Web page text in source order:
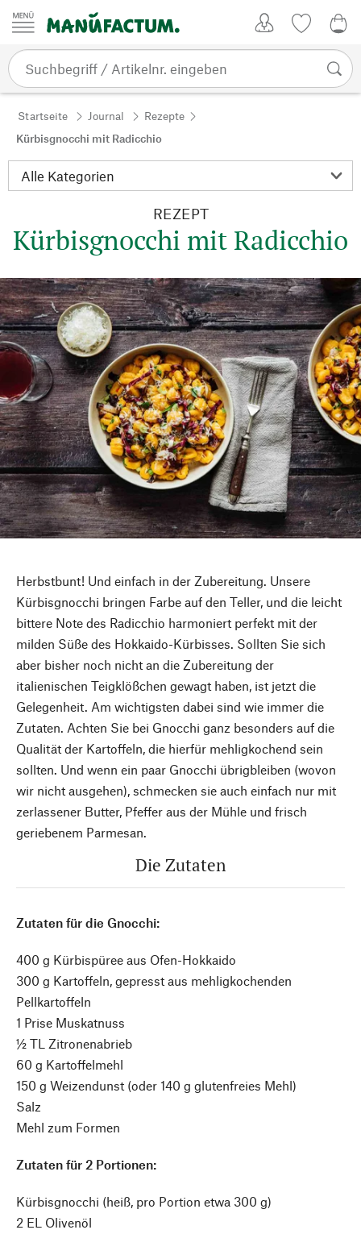
Zum Inhalt springen
Startseite Journal
Rezepte
Kürbisgnocchi mit Radicchio
REZEPT
Kürbisgnocchi mit Radicchio
Herbstbunt! Und einfach in der Zubereitung. Unsere
Kürbisgnocchi bringen Farbe auf den Teller, und die leicht
bittere Note des Radicchio harmoniert perfekt mit der
milden Süße des Hokkaido-Kürbisses. Sollten Sie sich
aber bisher noch nicht an die Zubereitung der
italienischen Teigklößchen gewagt haben, ist jetzt die
Gelegenheit. Am wichtigsten dabei sind wie immer die
Zutaten. Achten Sie bei Gnocchi ganz besonders auf die
Qualität der Kartoffeln, die hierfür mehligkochend sein
sollten. Und wenn ein paar Gnocchi übrigbleiben (wovon
wir nicht ausgehen), schmecken sie auch einfach nur mit
zerlassener Butter, Pfeffer aus der Mühle und frisch
geriebenem Parmesan.
Die Zutaten
Zutaten für die Gnocchi:
400 g Kürbispüree aus Ofen-Hokkaido
300 g Kartoffeln, gepresst aus mehligkochenden
Pellkartoffeln
1 Prise Muskatnuss
½ TL Zitronenabrieb
60 g Kartoffelmehl
150 g Weizendunst (oder 140 g glutenfreies Mehl)
Salz
Mehl zum Formen
Zutaten für 2 Portionen:
Kürbisgnocchi (heiß, pro Portion etwa 300 g)
2 EL Olivenöl